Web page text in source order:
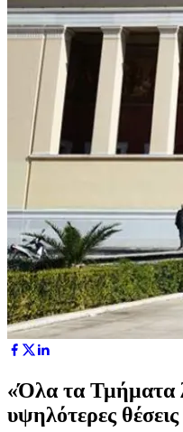
«Όλα τα Τμήματα
υψηλότερες